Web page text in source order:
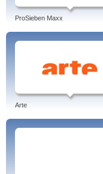
ProSieben Maxx
Arte